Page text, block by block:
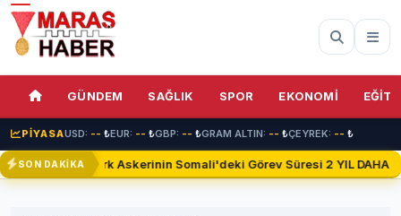
GÜNDEM SAĞLIK SPOR EKONOMİ
PİYASAUSD: -- ₺EUR: -- ₺GBP: -- ₺GRAM ALTIN: -- ₺ÇEYREK: -- ₺
SON DAKİKA Türk Askerinin Somali'deki Görev Süresi 2 YIL DAHA